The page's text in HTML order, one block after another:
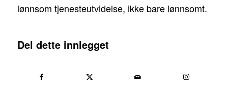
lønnsom tjenesteutvidelse, ikke bare lønnsomt.
Del dette innlegget